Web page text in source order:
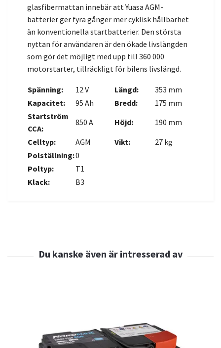
glasfibermattan innebär att Yuasa AGM-
batterier ger fyra gånger mer cyklisk hållbarhet
än konventionella startbatterier. Den största
nyttan för användaren är den ökade livslängden
som gör det möjligt med upp till 360 000
motorstarter, tillräckligt för bilens livslängd.
Spänning: 12 V Längd:
353 mm
Kapacitet:
95 Ah Bredd:
175 mm
Startström
CCA:
850 A Höjd:
190 mm
Celltyp:
AGM Vikt:
27 kg
Polställning:0
Poltyp:
T1
Klack:
B3